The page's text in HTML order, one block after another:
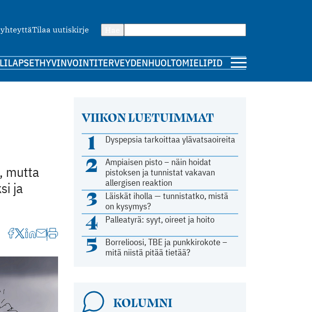
Tilaa uutiskirje
LAPSETHYVINVOINTITERVEYDENHUOLTOMIELIPIDE
VIIKON LUETUIMMAT
1 Dyspepsia tarkoittaa ylävatsaoireita
2
Ampiaisen pisto – näin hoidat
pistoksen ja tunnistat vakavan
allergisen reaktion
3
Läiskät iholla — tunnistatko, mistä
on kysymys?
4 Palleatyrä: syyt, oireet ja hoito
5
Borrelioosi, TBE ja punkkirokote –
mitä niistä pitää tietää?
KOLUMNI
mutta
ja